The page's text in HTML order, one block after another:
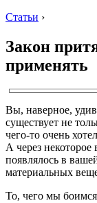
Статьи ›
Закон
применять
Вы, наверное,
существует не
чего-то очень
А через некоторое
появлялось в
материальных
То, чего мы